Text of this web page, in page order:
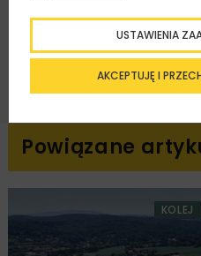
Powiązane
KOLEJ
AKCEPTUJĘ I
USTAWIENIA